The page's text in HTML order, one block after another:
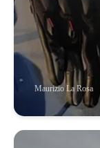
Maurizio La Rosa